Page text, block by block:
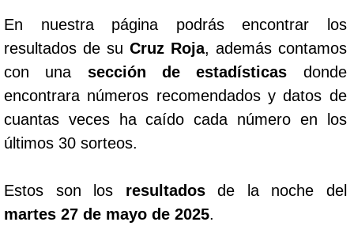
En nuestra página podrás encontrar los
resultados de su Cruz Roja, además contamos
con una sección de estadísticas donde
encontrara números recomendados y datos de
cuantas veces ha caído cada número en los
últimos 30 sorteos.
Estos son los resultadosde la noche del
martes 27 de mayo de 2025.